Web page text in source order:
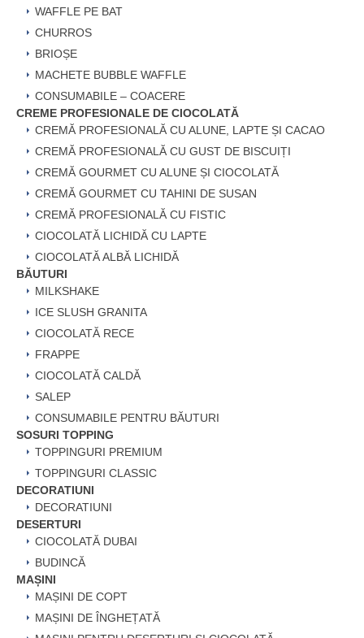
WAFFLE PE BAT
CHURROS
BRIOȘE
MACHETE BUBBLE WAFFLE
CONSUMABILE – COACERE
CREME PROFESIONALE DE CIOCOLATĂ
CREMĂ PROFESIONALĂ CU ALUNE, LAPTE ȘI CACAO
CREMĂ PROFESIONALĂ CU GUST DE BISCUIȚI
CREMĂ GOURMET CU ALUNE ȘI CIOCOLATĂ
CREMĂ GOURMET CU TAHINI DE SUSAN
CREMĂ PROFESIONALĂ CU FISTIC
CIOCOLATĂ LICHIDĂ CU LAPTE
CIOCOLATĂ ALBĂ LICHIDĂ
BĂUTURI
MILKSHAKE
ICE SLUSH GRANITA
CIOCOLATĂ RECE
FRAPPE
CIOCOLATĂ CALDĂ
SALEP
CONSUMABILE PENTRU BĂUTURI
SOSURI TOPPING
TOPPINGURI PREMIUM
TOPPINGURI CLASSIC
DECORATIUNI
DECORATIUNI
DESERTURI
CIOCOLATĂ DUBAI
BUDINCĂ
MAȘINI
MAȘINI DE COPT
MAȘINI DE ÎNGHEȚATĂ